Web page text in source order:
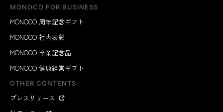
MONOCO FOR BUSINESS
MONOCO 周年記念ギフト
MONOCO 社内表彰
MONOCO 卒業記念品
MONOCO 健康経営ギフト
OTHER CONTENTS
プレスリリース